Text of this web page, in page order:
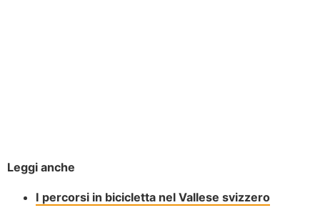
Leggi anche
I percorsi in bicicletta nel Vallese svizzero